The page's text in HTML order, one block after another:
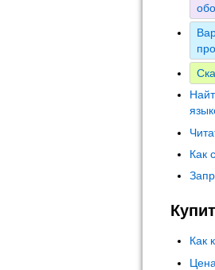
Как
Как